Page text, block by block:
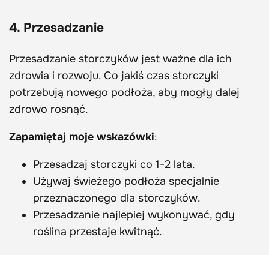
4. Przesadzanie
Przesadzanie storczyków jest ważne dla ich
zdrowia i rozwoju. Co jakiś czas storczyki
potrzebują nowego podłoża, aby mogły dalej
zdrowo rosnąć.
Zapamiętaj moje wskazówki:
Przesadzaj storczyki co 1-2 lata.
Używaj świeżego podłoża specjalnie
przeznaczonego dla storczyków.
Przesadzanie najlepiej wykonywać, gdy
roślina przestaje kwitnąć.